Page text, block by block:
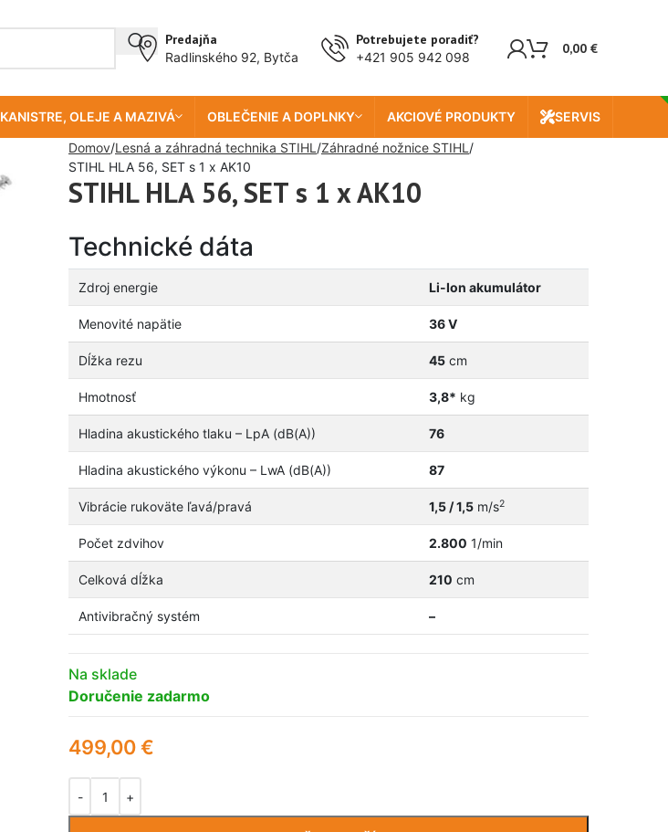
Predajňa
Radlinského 92, Bytča
Potrebujete poradiť?
+421 905 942 098
0,00 €
KANISTRE, OLEJE A MAZIVÁ OBLEČENIE A DOPLNKY AKCIOVÉ PRODUKTY SERVIS
Doprava
Domov Lesná a záhradná technika STIHL Záhradné nožnice STIHL
STIHL HLA 56, SET s 1 x AK10
STIHL HLA 56, SET s 1 x AK10
Technické dáta
Zdroj energie Li-Ion akumulátor
Menovité napätie 36 V
Dĺžka rezu 45cm
Hmotnosť 3,8* kg
Hladina akustického tlaku – LpA (dB(A)) 76
Hladina akustického výkonu – LwA (dB(A)) 87
Vibrácie rukoväte ľavá/pravá 1,5 / 1,5m/s2
Počet zdvihov 2.800 1/min
Celková dĺžka 210 cm
Antivibračný systém –
Na sklade
Doručenie zadarmo
499,00€